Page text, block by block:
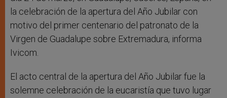
la celebración de la apertura del Año Jubilar con
motivo del primer centenario del patronato de la
Virgen de Guadalupe sobre Extremadura, informa
Ivicom.
El acto central de la apertura del Año Jubilar fue la
solemne celebración de la eucaristía que tuvo lugar